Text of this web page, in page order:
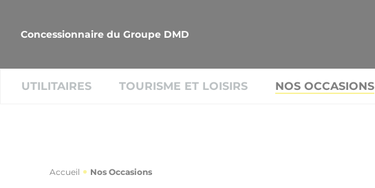
Concessionnaire du Groupe DMD
UTILITAIRES TOURISME ET LOISIRS NOS OCCASIONS
Accueil Nos Occasions